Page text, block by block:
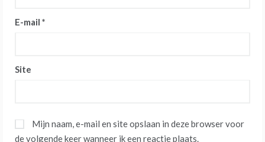
E-mail *
Site
Mijn naam, e-mail en site opslaan in deze browser voor
de volgende keer wanneer ik een reactie plaats.